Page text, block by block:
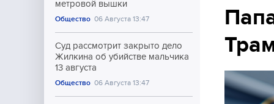
Общество
Культура
метровой вышки
Общество 06 Августа 13:47
Суд рассмотрит закрыто дело
Жилкина об убийстве мальчика
13 августа
Общество 06 Августа 13:47